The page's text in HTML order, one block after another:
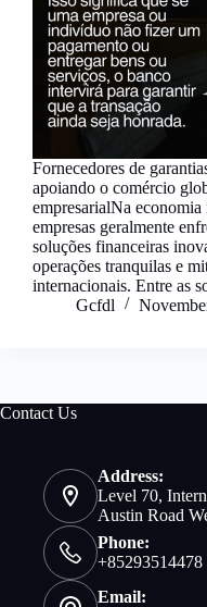
Fornecedores de
apoiando o comércio
empresarialNa
empresas geralmente
soluções financeiras
operações tranquilas e
internacionais. Entre as
Gcfdl
Contact Us
Address:
Level 70,
Austin Road
Phone:
+85293514478
Email: